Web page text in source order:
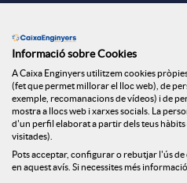
c
a
c
n
n
o
Social
Seguretat
Informació sobre Cookies
A Caixa Enginyers utilitzem cookies
(fet que permet millorar el lloc web), de
exemple, recomanacions de vídeos) i de
mostra a llocs web i xarxes socials. La
d'un perfil elaborat a partir dels teus
visitades).
Pots acceptar, configurar o rebutjar l'ús
en aquest avís. Si necessites més